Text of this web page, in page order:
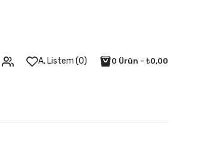
A. Listem (0) 0 Ürün - ₺0,00